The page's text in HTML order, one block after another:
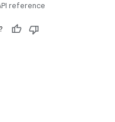
reference